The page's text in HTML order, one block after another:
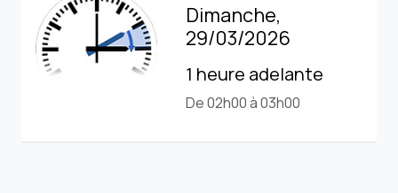
Dimanche,
29/03/2026
1 heure adelante
De 02h00 à 03h00